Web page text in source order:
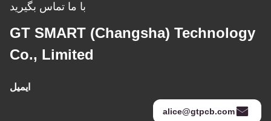
با ما تماس بگیرید
GT SMART (Changsha) Technology
Co., Limited
ایمیل
alice@gtpcb.com